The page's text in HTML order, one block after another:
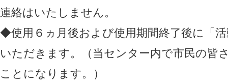
連絡はいたしません。
◆使用６ヵ月後および使用期間終了後に「
いただきます。（当センター内で市民の皆
ことになります。）